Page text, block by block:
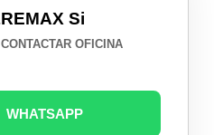
REMAX Si
CONTACTAR OFICINA
WHATSAPP